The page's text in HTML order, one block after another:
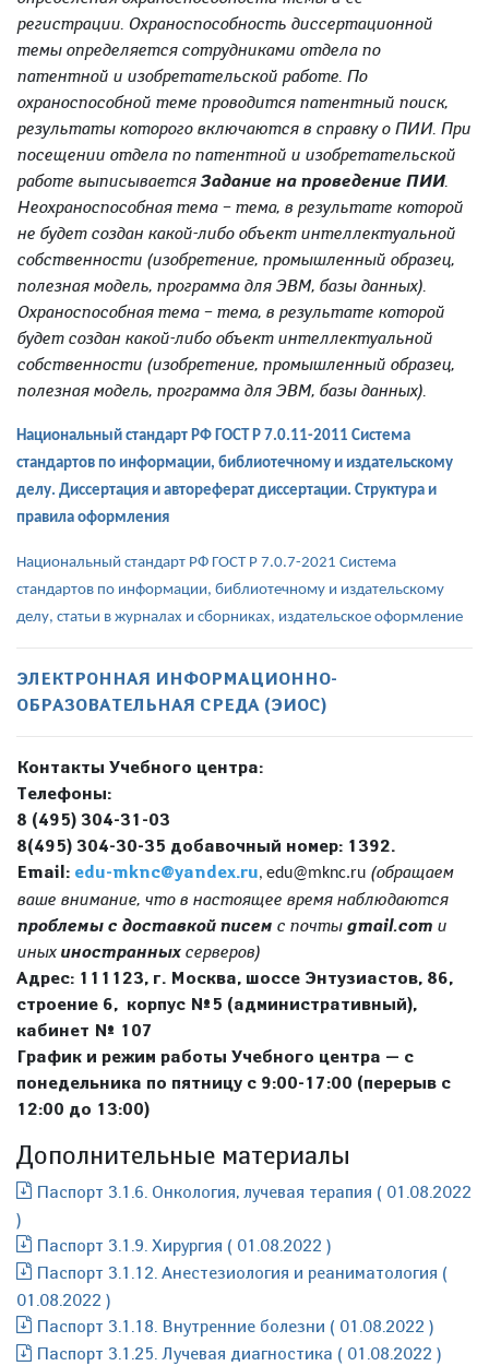
регистрации. Охраноспособность диссертационной
темы определяется сотрудниками отдела по
патентной и изобретательской работе. По
охраноспособной теме проводится патентный поиск,
результаты которого включаются в справку о ПИИ. При
посещении отдела по патентной и изобретательской
работе выписываетсяЗадание на проведение ПИИ.
Неохраноспособная тема – тема, в результате которой
не будет создан какой-либо объект интеллектуальной
собственности (изобретение, промышленный образец,
полезная модель, программа для ЭВМ, базы данных).
Охраноспособная тема – тема, в результате которой
будет создан какой-либо объект интеллектуальной
собственности (изобретение, промышленный образец,
полезная модель, программа для ЭВМ, базы данных).
Национальный стандарт РФ ГОСТ Р 7.0.11-2011 Система
стандартов по информации, библиотечному и издательскому
делу. Диссертация и автореферат диссертации. Структура и
правила оформления
Национальный стандарт РФ ГОСТ Р 7.0.7-2021 Система
стандартов по информации, библиотечному и издательскому
делу, статьи в журналах и сборниках, издательское оформление
ЭЛЕКТРОННАЯ ИНФОРМАЦИОННО-
ОБРАЗОВАТЕЛЬНАЯ СРЕДА (ЭИОС)
Контакты Учебного центра:
Телефоны:
8 (495) 304-31-03
8(495) 304-30-35 добавочный номер: 1392.
Email: edu-mknc@yandex.ru, edu@mknc.ru (обращаем
ваше внимание, что в настоящее время наблюдаются
проблемы с доставкой писем с почты gmail.com и
иных иностранных серверов)
Адрес: 111123, г. Москва, шоссе Энтузиастов, 86,
строение 6, корпус №5 (административный),
кабинет № 107
График и режим работы Учебного центра — с
понедельника по пятницу с 9:00-17:00 (перерыв с
12:00 до 13:00)
Дополнительные материалы
Паспорт 3.1.6. Онкология, лучевая терапия ( 01.08.2022
)
Паспорт 3.1.9. Хирургия ( 01.08.2022 )
Паспорт 3.1.12. Анестезиология и реаниматология (
01.08.2022 )
Паспорт 3.1.18. Внутренние болезни ( 01.08.2022 )
Паспорт 3.1.25. Лучевая диагностика ( 01.08.2022 )